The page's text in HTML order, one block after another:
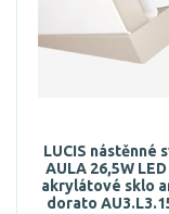
LUCIS nástěnné
AULA 26,5W
akrylátové sklo
dorato